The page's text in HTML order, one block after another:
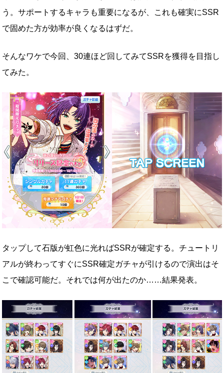
う。サポートするキャラも重要になるが、これも確実にSSR
で固めた方が効率が良くなるはずだ。
そんなワケで今回、30連ほど回してみてSSRを獲得を目指し
てみた。
タップして石版が虹色に光ればSSRが確定する。チュートリ
アルが終わってすぐにSSR確定ガチャが引けるので演出はそ
こで確認可能だ。それでは何が出たのか……結果発表。